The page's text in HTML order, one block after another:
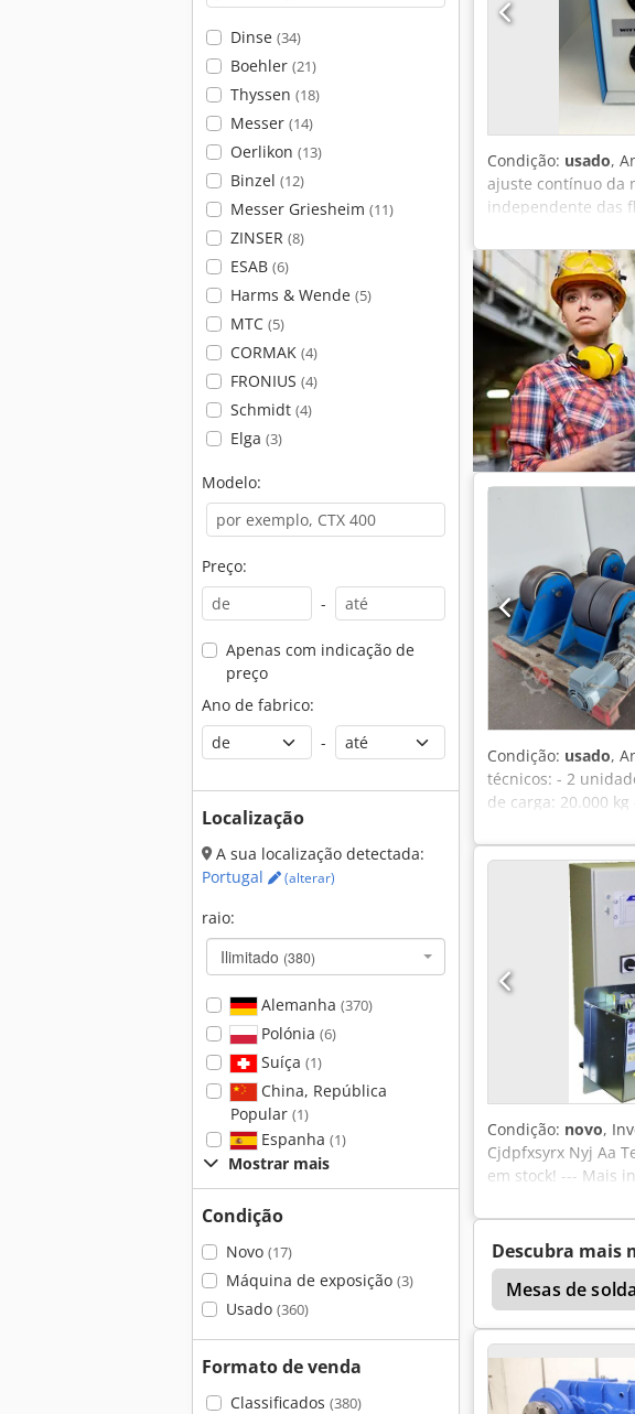
Dinse (34)
Boehler (21)
Thyssen (18)
Messer (14)
Oerlikon (13)
Binzel (12)
Messer Griesheim (11)
ZINSER (8)
ESAB (6)
Harms & Wende (5)
MTC (5)
CORMAK (4)
FRONIUS (4)
Schmidt (4)
Elga (3)
Modelo:
Preço:
-
Apenas com indicação de
preço
Ano de fabrico:
-
Localização
A sua localização detectada:
Portugal
(alterar)
raio:
Ilimitado (380)
Alemanha (370)
Polónia (6)
Suíça (1)
China, República
Popular (1)
Espanha (1)
Mostrar mais
Condição
Novo (17)
Máquina de exposição (3)
Usado (360)
Formato de venda
Classificados (380)
Condição: usado,
ajuste contínuo da
independente das
inoxidável +
saída (bar): máx.
x L 150 x P 340
Condição: usado,
técnicos: - 2
de carga: 20.000
Tsha - Altura total:
aprox. L 800 x A
P 620 mm - Peso:
Condição: novo,
Cjdpfxsyrx Nyj Aa
em stock! --- Mais
Descubra mais
Mesas de
Oerlikon Peruzzo Fox